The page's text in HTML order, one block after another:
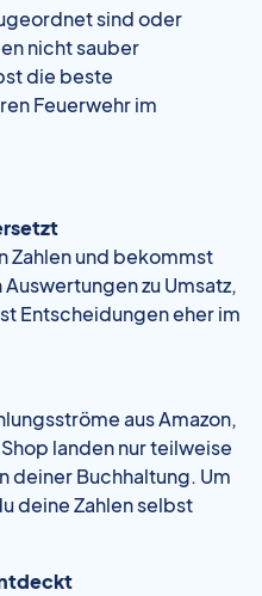
sind oder
nicht sauber
die beste
Feuerwehr im
Zahlen und bekommst
zu Umsatz,
Entscheidungen eher im
aus Amazon,
landen nur teilweise
deiner Buchhaltung. Um
deine Zahlen selbst